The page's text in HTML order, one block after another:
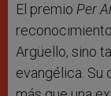
El premio Per
Argüello, sino
evangélica. Su